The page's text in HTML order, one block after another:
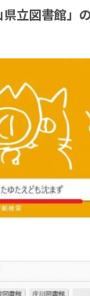
県立図書館」